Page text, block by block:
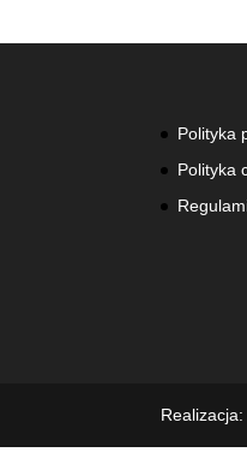
Polityka
Polityka